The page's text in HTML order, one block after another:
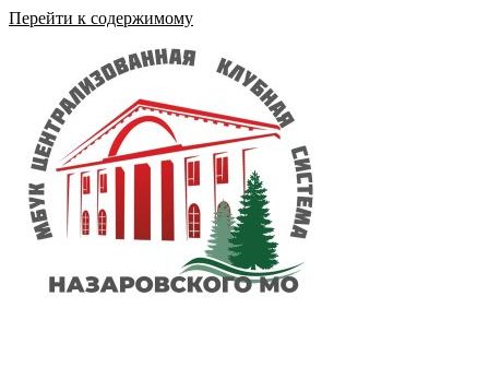
Перейти к содержимому